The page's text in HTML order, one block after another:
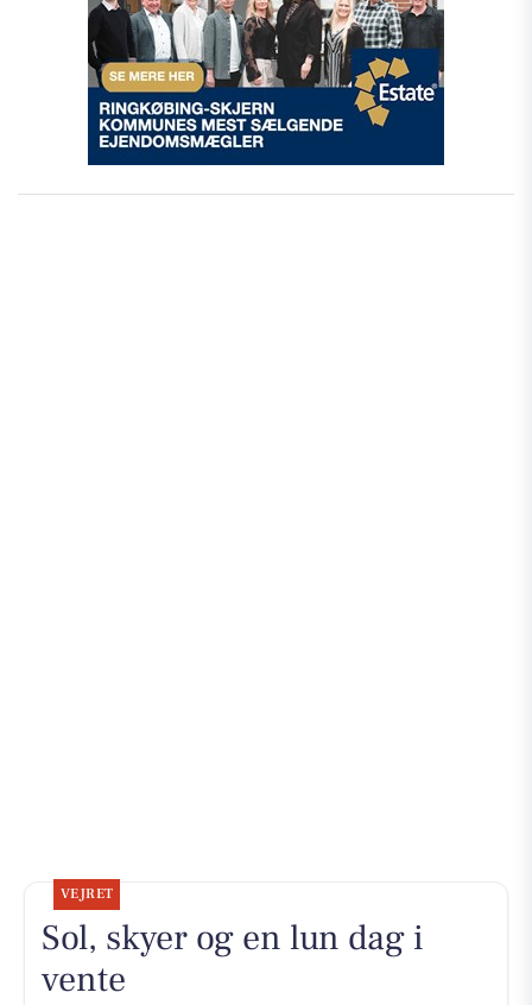
VEJRET
Sol, skyer og en lun dag i
vente